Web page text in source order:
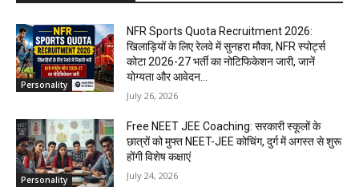
Personality
NFR Sports Quota Recruitment 2026:
खिलाड़ियों के लिए रेलवे में सुनहरा मौका, NFR स्पोर्ट्स
कोटा 2026-27 भर्ती का नोटिफिकेशन जारी, जानें
योग्यता और आवेदन...
July 26, 2026
Personality
Free NEET JEE Coaching: सरकारी स्कूलों के
छात्रों को मुफ्त NEET-JEE कोचिंग, दुर्ग में अगस्त से शुरू
होंगी विशेष कक्षाएं
July 24, 2026